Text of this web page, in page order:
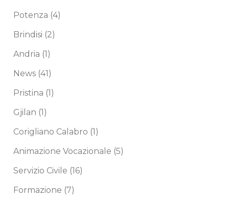
Potenza (4)
Brindisi (2)
Andria (1)
News (41)
Pristina (1)
Gjilan (1)
Corigliano Calabro (1)
Animazione Vocazionale (5)
Servizio Civile (16)
Formazione (7)